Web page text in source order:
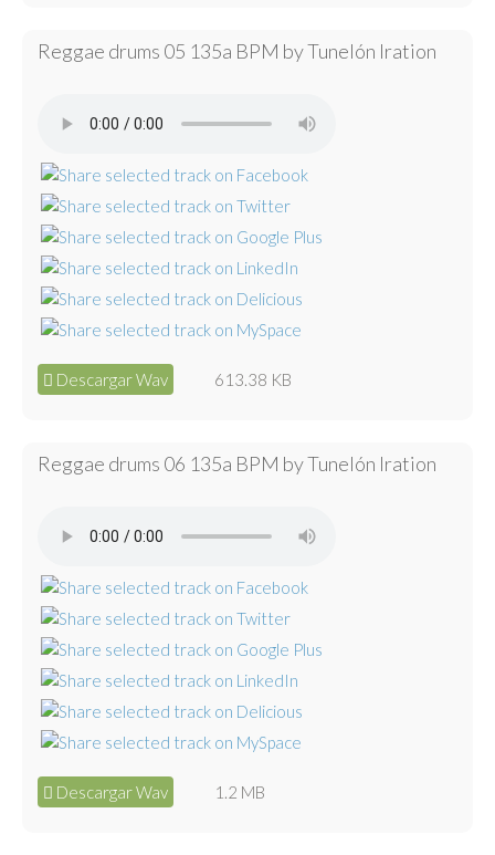
Reggae drums 05 135a BPM by Tunelón Iration
Descargar Wav 613.38 KB
Reggae drums 06 135a BPM by Tunelón Iration
Descargar Wav 1.2 MB